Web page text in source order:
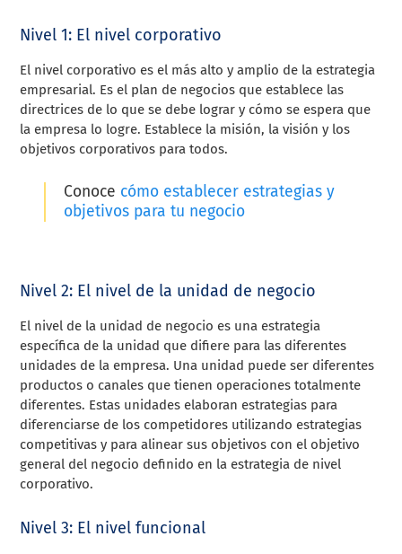
Nivel 1: El nivel corporativo
El nivel corporativo es el más alto y amplio de la estrategia
empresarial. Es el plan de negocios que establece las
directrices de lo que se debe lograr y cómo se espera que
la empresa lo logre. Establece la misión, la visión y los
objetivos corporativos para todos.
Conoce cómo establecer estrategias y
objetivos para tu negocio
Nivel 2: El nivel de la unidad de negocio
El nivel de la unidad de negocio es una estrategia
específica de la unidad que difiere para las diferentes
unidades de la empresa. Una unidad puede ser diferentes
productos o canales que tienen operaciones totalmente
diferentes. Estas unidades elaboran estrategias para
diferenciarse de los competidores utilizando estrategias
competitivas y para alinear sus objetivos con el objetivo
general del negocio definido en la estrategia de nivel
corporativo.
Nivel 3: El nivel funcional